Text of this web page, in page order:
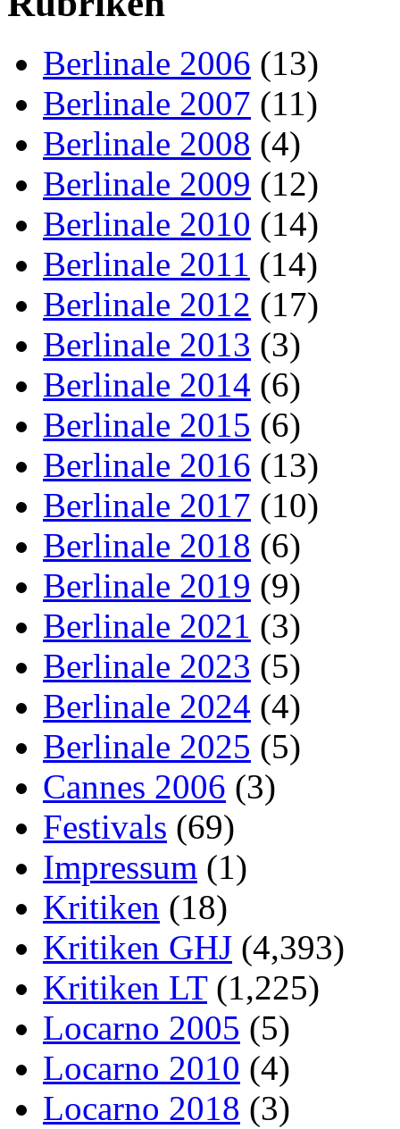
Berlinale 2006 (13)
Berlinale 2007 (11)
Berlinale 2008 (4)
Berlinale 2009 (12)
Berlinale 2010 (14)
Berlinale 2011 (14)
Berlinale 2012 (17)
Berlinale 2013 (3)
Berlinale 2014 (6)
Berlinale 2015 (6)
Berlinale 2016 (13)
Berlinale 2017 (10)
Berlinale 2018 (6)
Berlinale 2019 (9)
Berlinale 2021 (3)
Berlinale 2023 (5)
Berlinale 2024 (4)
Berlinale 2025 (5)
Cannes 2006 (3)
Festivals (69)
Impressum (1)
Kritiken (18)
Kritiken GHJ (4,393)
Kritiken LT(1,225)
Locarno 2005 (5)
Locarno 2010 (4)
Locarno 2018 (3)